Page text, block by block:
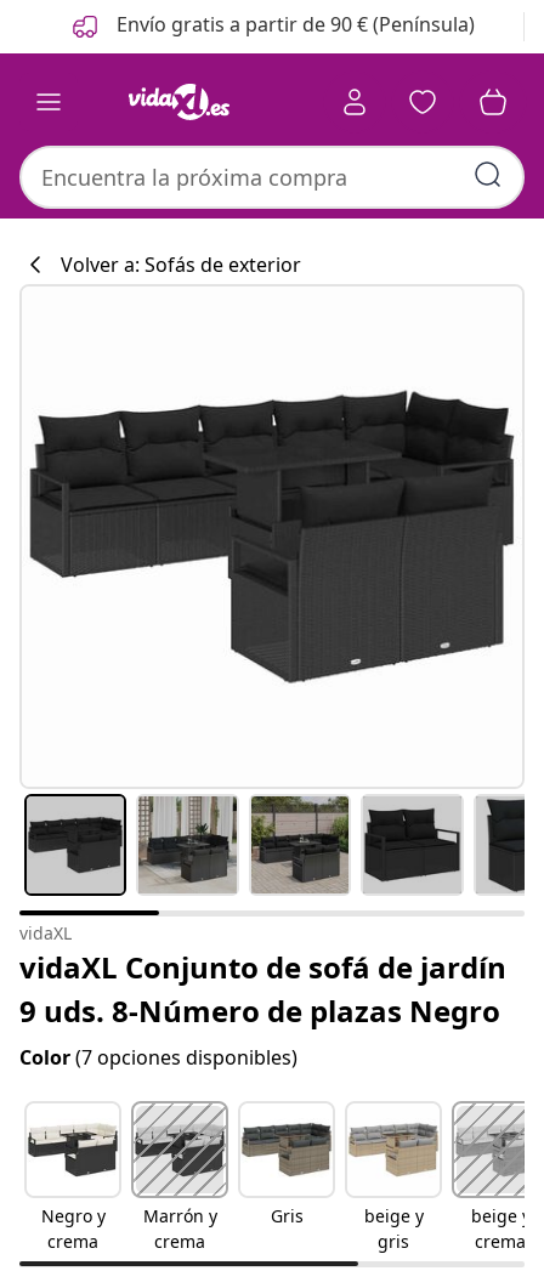
Anterior
Siguiente Envío gratis a partir de 90 € (Península)
#sharemevidaxl
Volver a: Sofás de exterior
vidaXL
vidaXL Conjunto de sofá de jardín
9 uds. 8-Número de plazas Negro
Color(7 opciones disponibles)
Negro y
crema
Marrón y
crema
Gris
beige y
gris
beige y
crema